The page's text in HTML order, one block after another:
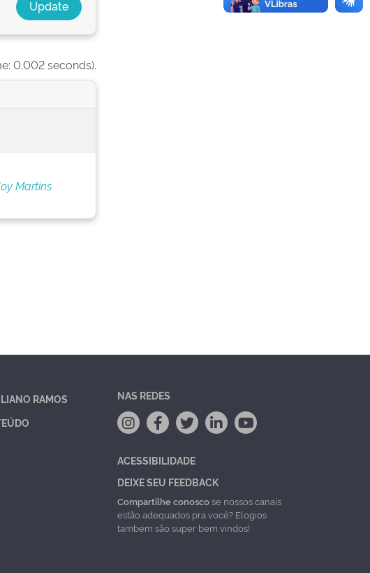
0.002 seconds).
Martins
RAMOS
NAS REDES
ACESSIBILIDADE
DEIXE SEU FEEDBACK
Compartilhe conoscose nossos canais
estão adequados pra você? Elogios
também são super bem vindos!